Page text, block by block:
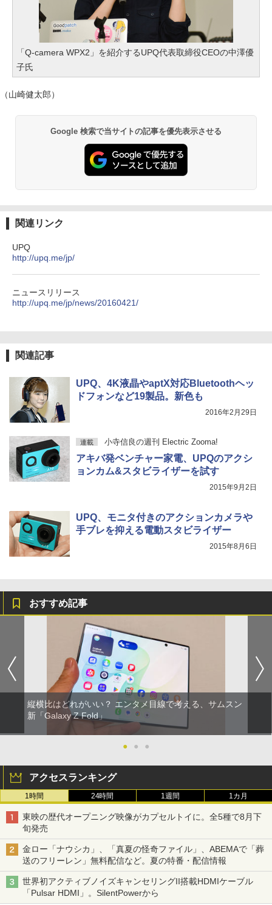
「Q-camera WPX2」を紹介するUPQ代表取締役CEOの中澤優
子氏
（山崎健太郎）
Google 検索で当サイトの記事を優先表示させる
関連リンク
UPQ
http://upq.me/jp/
ニュースリリース
http://upq.me/jp/news/20160421/
関連記事
UPQ、4K液晶やaptX対応Bluetoothヘッ
ドフォンなど19製品。新色も
2016年2月29日
連載 小寺信良の週刊 Electric Zooma!
アキバ発ベンチャー家電、UPQのアクシ
ョンカム&スタビライザーを試す
2015年9月2日
UPQ、モニタ付きのアクションカメラや
手ブレを抑える電動スタビライザー
2015年8月6日
おすすめ記事
縦横比はどれがいい？ エンタメ目線で考える、サムスン
新「Galaxy Z Fold」
● ● ●
アクセスランキング
1時間 24時間 1週間 1カ月
東映の歴代オープニング映像がカプセルトイに。全5種で8月下
旬発売
金ロー「ナウシカ」、「真夏の怪奇ファイル」、ABEMAで「葬
送のフリーレン」無料配信など。夏の特番・配信情報
世界初アクティブノイズキャンセリングII搭載HDMIケーブル
「Pulsar HDMI」。SilentPowerから